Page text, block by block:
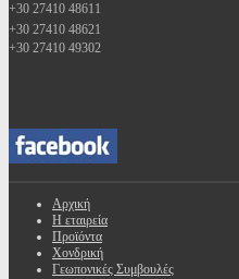
+30 27410 48611
+30 27410 48621
+30 27410 49302
Αρχική
Η εταιρεία
Προϊόντα
Χονδρική
Γεωπονικές Συμβουλές